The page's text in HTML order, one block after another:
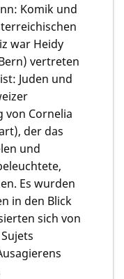
Komik und
war Heidy
vertreten
Juden und
von Cornelia
der das
und
Es wurden
in den Blick
sich von